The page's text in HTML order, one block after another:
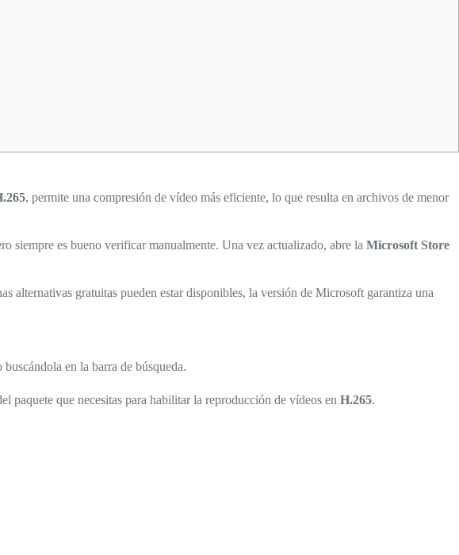
, permite una compresión de vídeo más eficiente, lo que resulta en archivos de menor
siempre es bueno verificar manualmente. Una vez actualizado, abre la Microsoft Store
gratuitas pueden estar disponibles, la versión de Microsoft garantiza una
en la barra de búsqueda.
paquete que necesitas para habilitar la reproducción de vídeos en H.265.